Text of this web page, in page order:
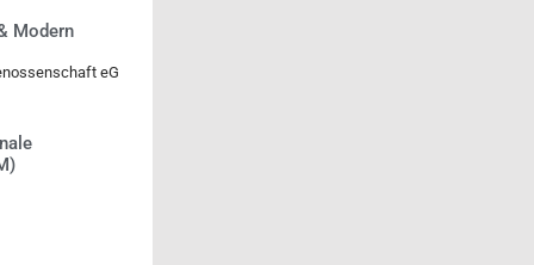
Modern
eG